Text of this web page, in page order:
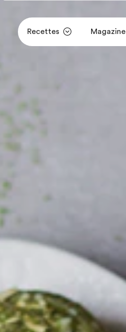
Aller au contenu principal
Recettes Magazine